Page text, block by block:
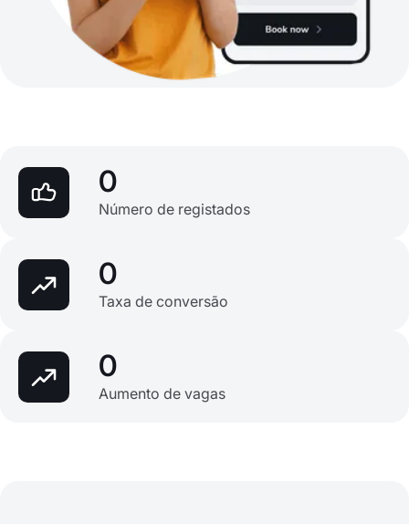
0
Número de registados
0
Taxa de conversão
0
Aumento de vagas